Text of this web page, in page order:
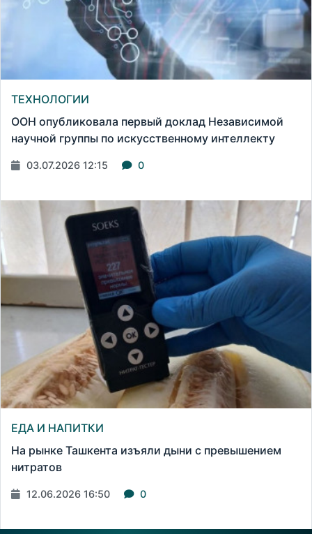
ТЕХНОЛОГИИ
ООН опубликовала первый доклад Независимой
научной группы по искусственному интеллекту
03.07.2026 12:15 0
ЕДА И НАПИТКИ
На рынке Ташкента изъяли дыни с превышением
нитратов
12.06.2026 16:50 0